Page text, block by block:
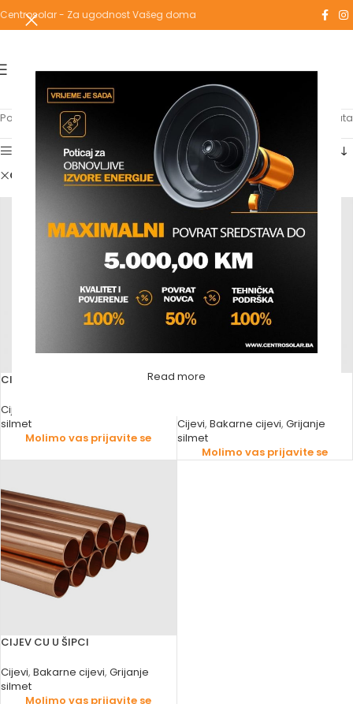
Read more
Centrosolar - Za ugodnost Vašeg doma
Početna Shop Prikaz svih 3 rezultata
Show sidebar
Clear filters silmet
CIJEV CU U KOLUTU
Cijevi
silmet
Molimo vas prijavite se
CIJEV CU U KOLUTU SA
Cijevi, Bakarne cijevi, Grijanje
silmet
Molimo vas prijavite se
CIJEV CU U ŠIPCI
Cijevi, Bakarne cijevi, Grijanje
silmet
Molimo vas prijavite se